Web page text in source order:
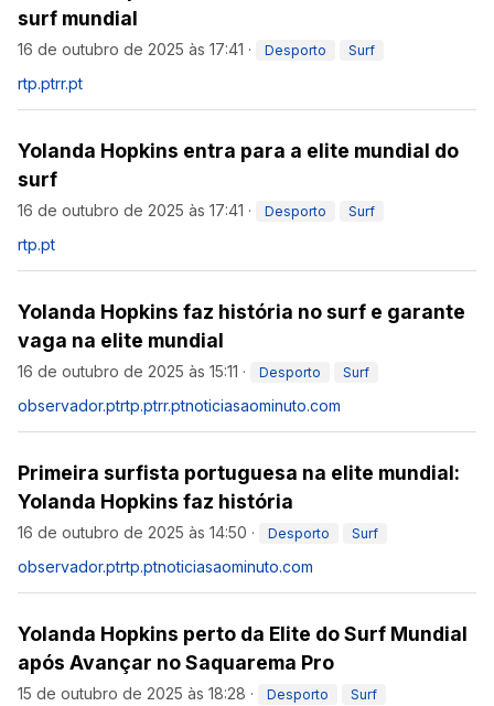
surf mundial
16 de outubro de 2025 às 17:41 · Desporto Surf
rtp.ptrr.pt
Yolanda Hopkins entra para a elite mundial do
surf
16 de outubro de 2025 às 17:41 · Desporto Surf
rtp.pt
Yolanda Hopkins faz história no surf e garante
vaga na elite mundial
16 de outubro de 2025 às 15:11 · Desporto Surf
observador.ptrtp.ptrr.ptnoticiasaominuto.com
Primeira surfista portuguesa na elite mundial:
Yolanda Hopkins faz história
16 de outubro de 2025 às 14:50 · Desporto Surf
observador.ptrtp.ptnoticiasaominuto.com
Yolanda Hopkins perto da Elite do Surf Mundial
após Avançar no Saquarema Pro
15 de outubro de 2025 às 18:28 · Desporto Surf